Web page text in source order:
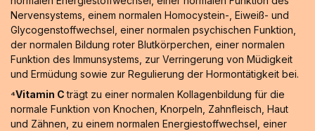
Nervensystems, einem normalen Homocystein-, Eiweiß- und
Glycogenstoffwechsel, einer normalen psychischen Funktion,
der normalen Bildung roter Blutkörperchen, einer normalen
Funktion des Immunsystems, zur Verringerung von Müdigkeit
und Ermüdung sowie zur Regulierung der Hormontätigkeit bei.
⁴Vitamin Cträgt zu einer normalen Kollagenbildung für die
normale Funktion von Knochen, Knorpeln, Zahnfleisch, Haut
und Zähnen, zu einem normalen Energiestoffwechsel, einer